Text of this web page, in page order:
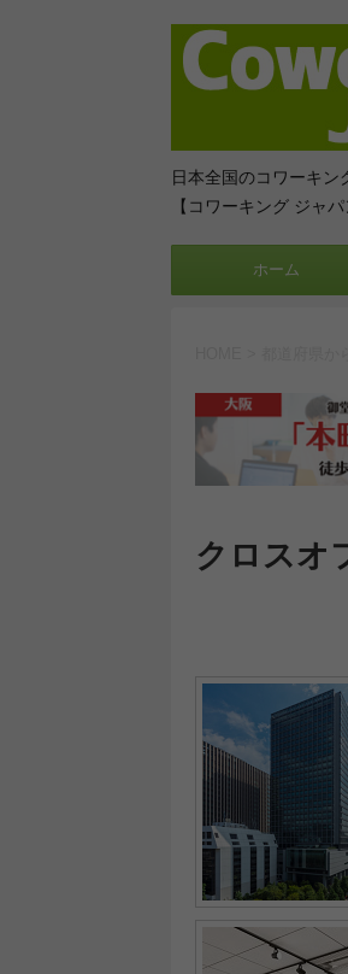
日本全国のコワーキ
【コワーキング ジャパ
ホーム
クロスオ